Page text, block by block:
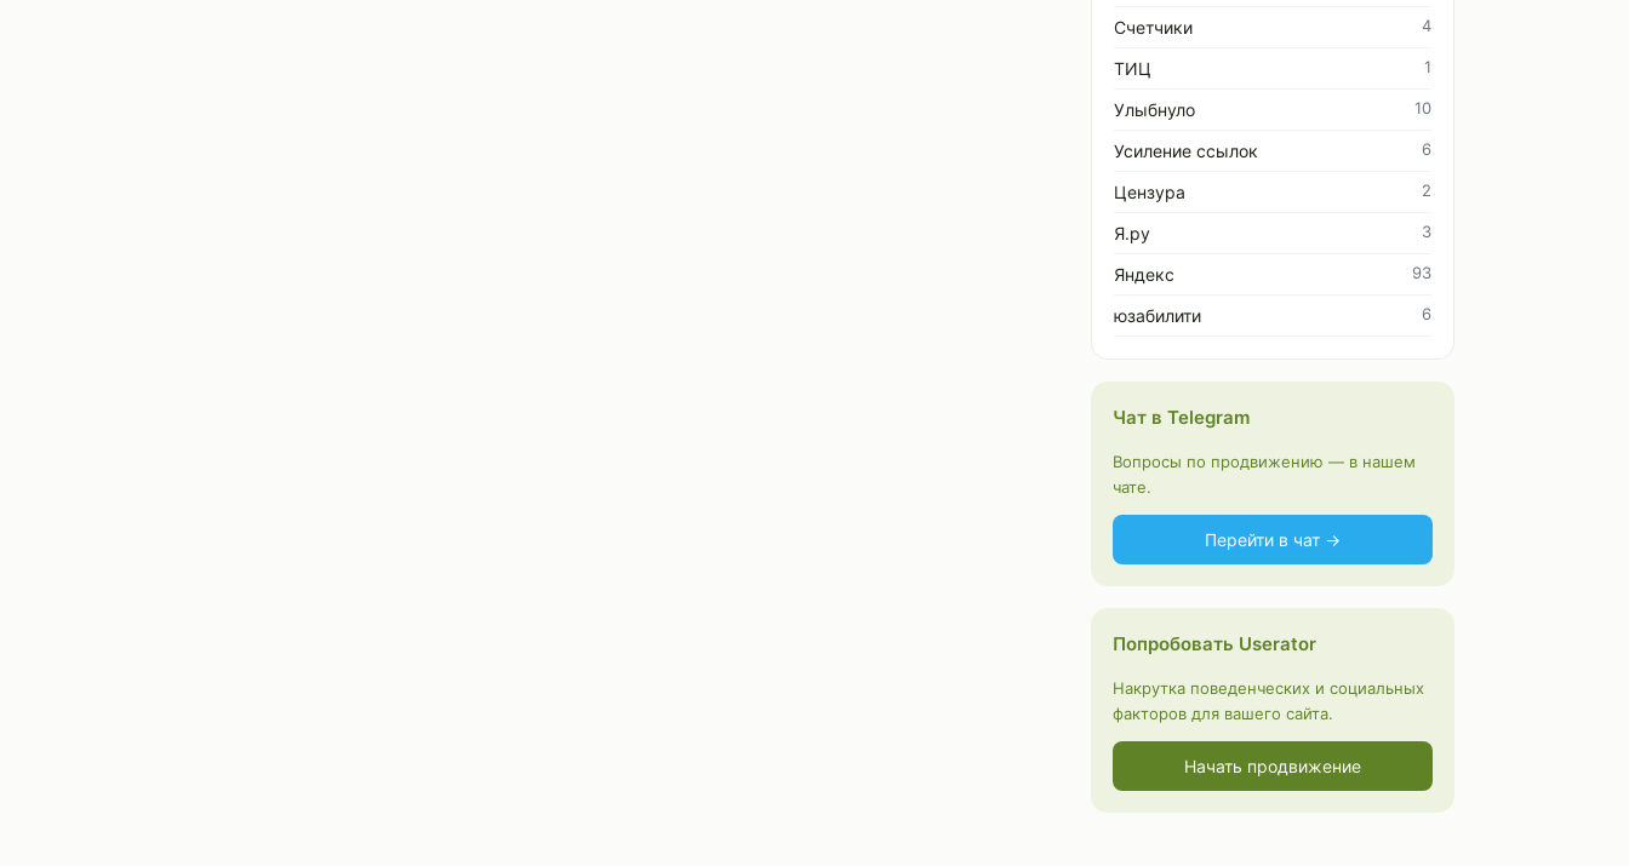
Счетчики 4
ТИЦ 1
Улыбнуло 10
Усиление ссылок 6
Цензура 2
Я.ру 3
Яндекс 93
юзабилити 6
Чат в Telegram
Вопросы по продвижению — в нашем
чате.
Перейти в чат →
Попробовать Userator
Накрутка поведенческих и социальных
факторов для вашего сайта.
Начать продвижение